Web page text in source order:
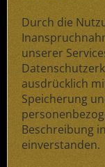
Durch die
unserer
ausdrücklich
Speicherung
Beschreibung
einverstanden.